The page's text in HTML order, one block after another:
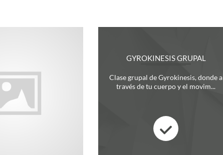
GYROKINESIS GRUPAL
Clase grupal de Gyrokinesis, donde a
través de tu cuerpo y el movim...